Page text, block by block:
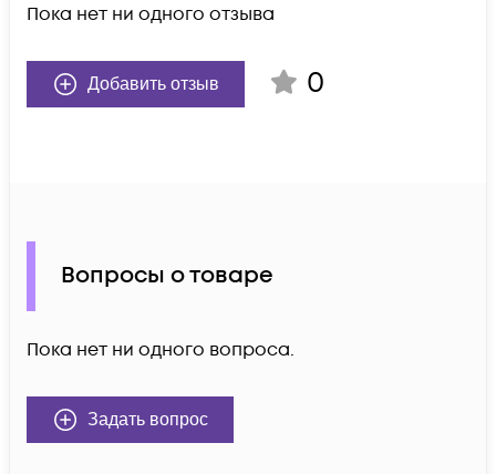
Пока нет ни одного отзыва
Добавить отзыв 0
Вопросы о товаре
Пока нет ни одного вопроса.
Задать вопрос